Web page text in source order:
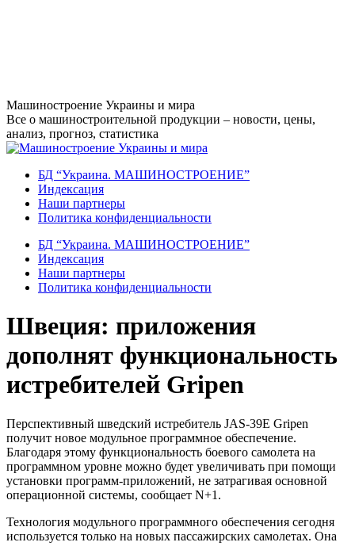
Перейти
к
содержанию
Машиностроение Украины и мира
Все о машиностроительной продукции – новости, цены,
анализ, прогноз, статистика
БД “Украина. МАШИНОСТРОЕНИЕ”
Индекcация
Наши партнеры
Политика конфиденциальности
БД “Украина. МАШИНОСТРОЕНИЕ”
Индекcация
Наши партнеры
Политика конфиденциальности
Швеция: приложения
дополнят функциональность
истребителей Gripen
Перспективный шведский истребитель JAS-39E Gripen
получит новое модульное программное обеспечение.
Благодаря этому функциональность боевого самолета на
программном уровне можно будет увеличивать при помощи
установки программ-приложений, не затрагивая основной
операционной системы, сообщает N+1.
Технология модульного программного обеспечения сегодня
используется только на новых пассажирских самолетах. Она